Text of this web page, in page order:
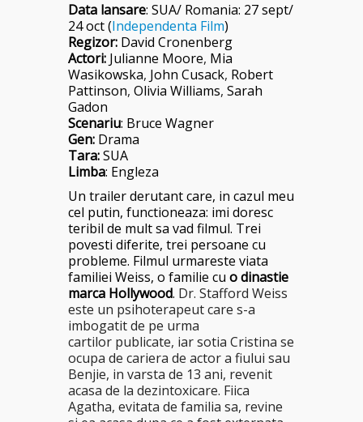
Data lansare: SUA/ Romania: 27 sept/
24 oct (Independenta Film)
Regizor: David Cronenberg
Actori: Julianne Moore, Mia
Wasikowska, John Cusack, Robert
Pattinson, Olivia Williams, Sarah
Gadon
Scenariu: Bruce Wagner
Gen: Drama
Tara:SUA
Limba: Engleza
Un trailer derutant care, in cazul meu
cel putin, functioneaza: imi doresc
teribil de mult sa vad filmul. Trei
povesti diferite, trei persoane cu
probleme. Filmul urmareste viata
familiei Weiss, o familie cu o dinastie
marca Hollywood. Dr. Stafford Weiss
este un psihoterapeut care s-a
imbogatit de pe urma
cartilor publicate, iar sotia Cristina se
ocupa de cariera de actor a fiului sau
Benjie, in varsta de 13 ani, revenit
acasa de la dezintoxicare. Fiica
Agatha, evitata de familia sa, revine